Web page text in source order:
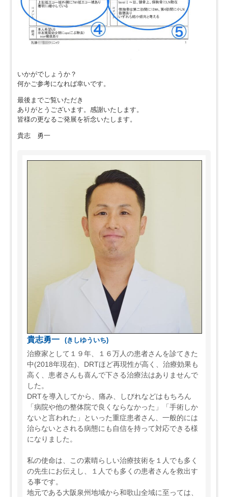
いかがでしょうか？
何かご参考になれば幸いです。
最後までご覧いただき
ありがとうございます。感謝いたします。
皆様の更なるご発展を祈念いたします。
貴志 勇一
貴志勇一
(きしゆういち)
治療家として１９年、１６万人の患者さんを診てきた
中(2018年現在)、DRTほど再現性が高く、治療効果も
高く、患者さんも喜んで下さる治療法はありませんで
した。
DRTを導入してから、痛み、しびれなどはもちろん
「病院や他の整体院で良くならなかった」「手術しか
ないと言われた」といった重症患者さん、一般的には
治らないとされる病態にも自信を持って対応できる様
になりました。
私の使命は、この素晴らしい治療技術を１人でも多く
の先生にお伝えし、１人でも多くの患者さんを救出す
る事です。
地元である大阪泉州地域から和歌山全域に至っては、